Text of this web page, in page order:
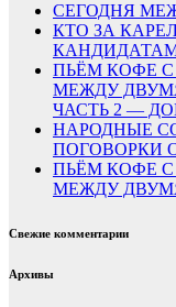
СЕГОДНЯ
КТО ЗА
ПЬЁМ КОФЕ
МЕЖДУ
ЧАСТЬ 2 —
НАРОДНЫЕ
ПОГОВОРКИ
ПЬЁМ КОФЕ
МЕЖДУ
Свежие комментарии
Архивы